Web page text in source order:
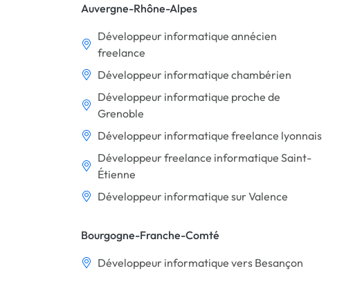
Auvergne-Rhône-Alpes
Développeur informatique annécien
freelance
Développeur informatique chambérien
Développeur informatique proche de
Grenoble
Développeur informatique freelance lyonnais
Développeur freelance informatique Saint-
Étienne
Développeur informatique sur Valence
Bourgogne-Franche-Comté
Développeur informatique vers Besançon